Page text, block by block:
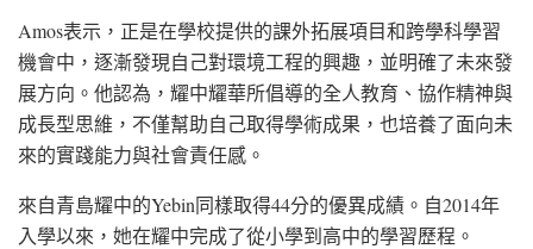
Amos表示，正是在學校提供的課外拓展項目和跨學科學習
機會中，逐漸發現自己對環境工程的興趣，並明確了未來發
展方向。他認為，耀中耀華所倡導的全人教育、協作精神與
成長型思維，不僅幫助自己取得學術成果，也培養了面向未
來的實踐能力與社會責任感。
來自青島耀中的Yebin同樣取得44分的優異成績。自2014年
入學以來，她在耀中完成了從小學到高中的學習歷程。